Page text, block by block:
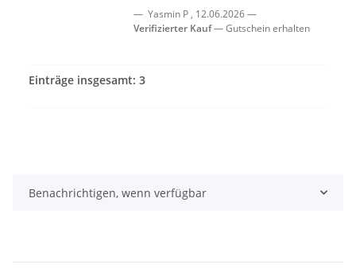
Yasmin P , 12.06.2026
Verifizierter Kauf
Gutschein erhalten
Einträge insgesamt: 3
Benachrichtigen, wenn verfügbar